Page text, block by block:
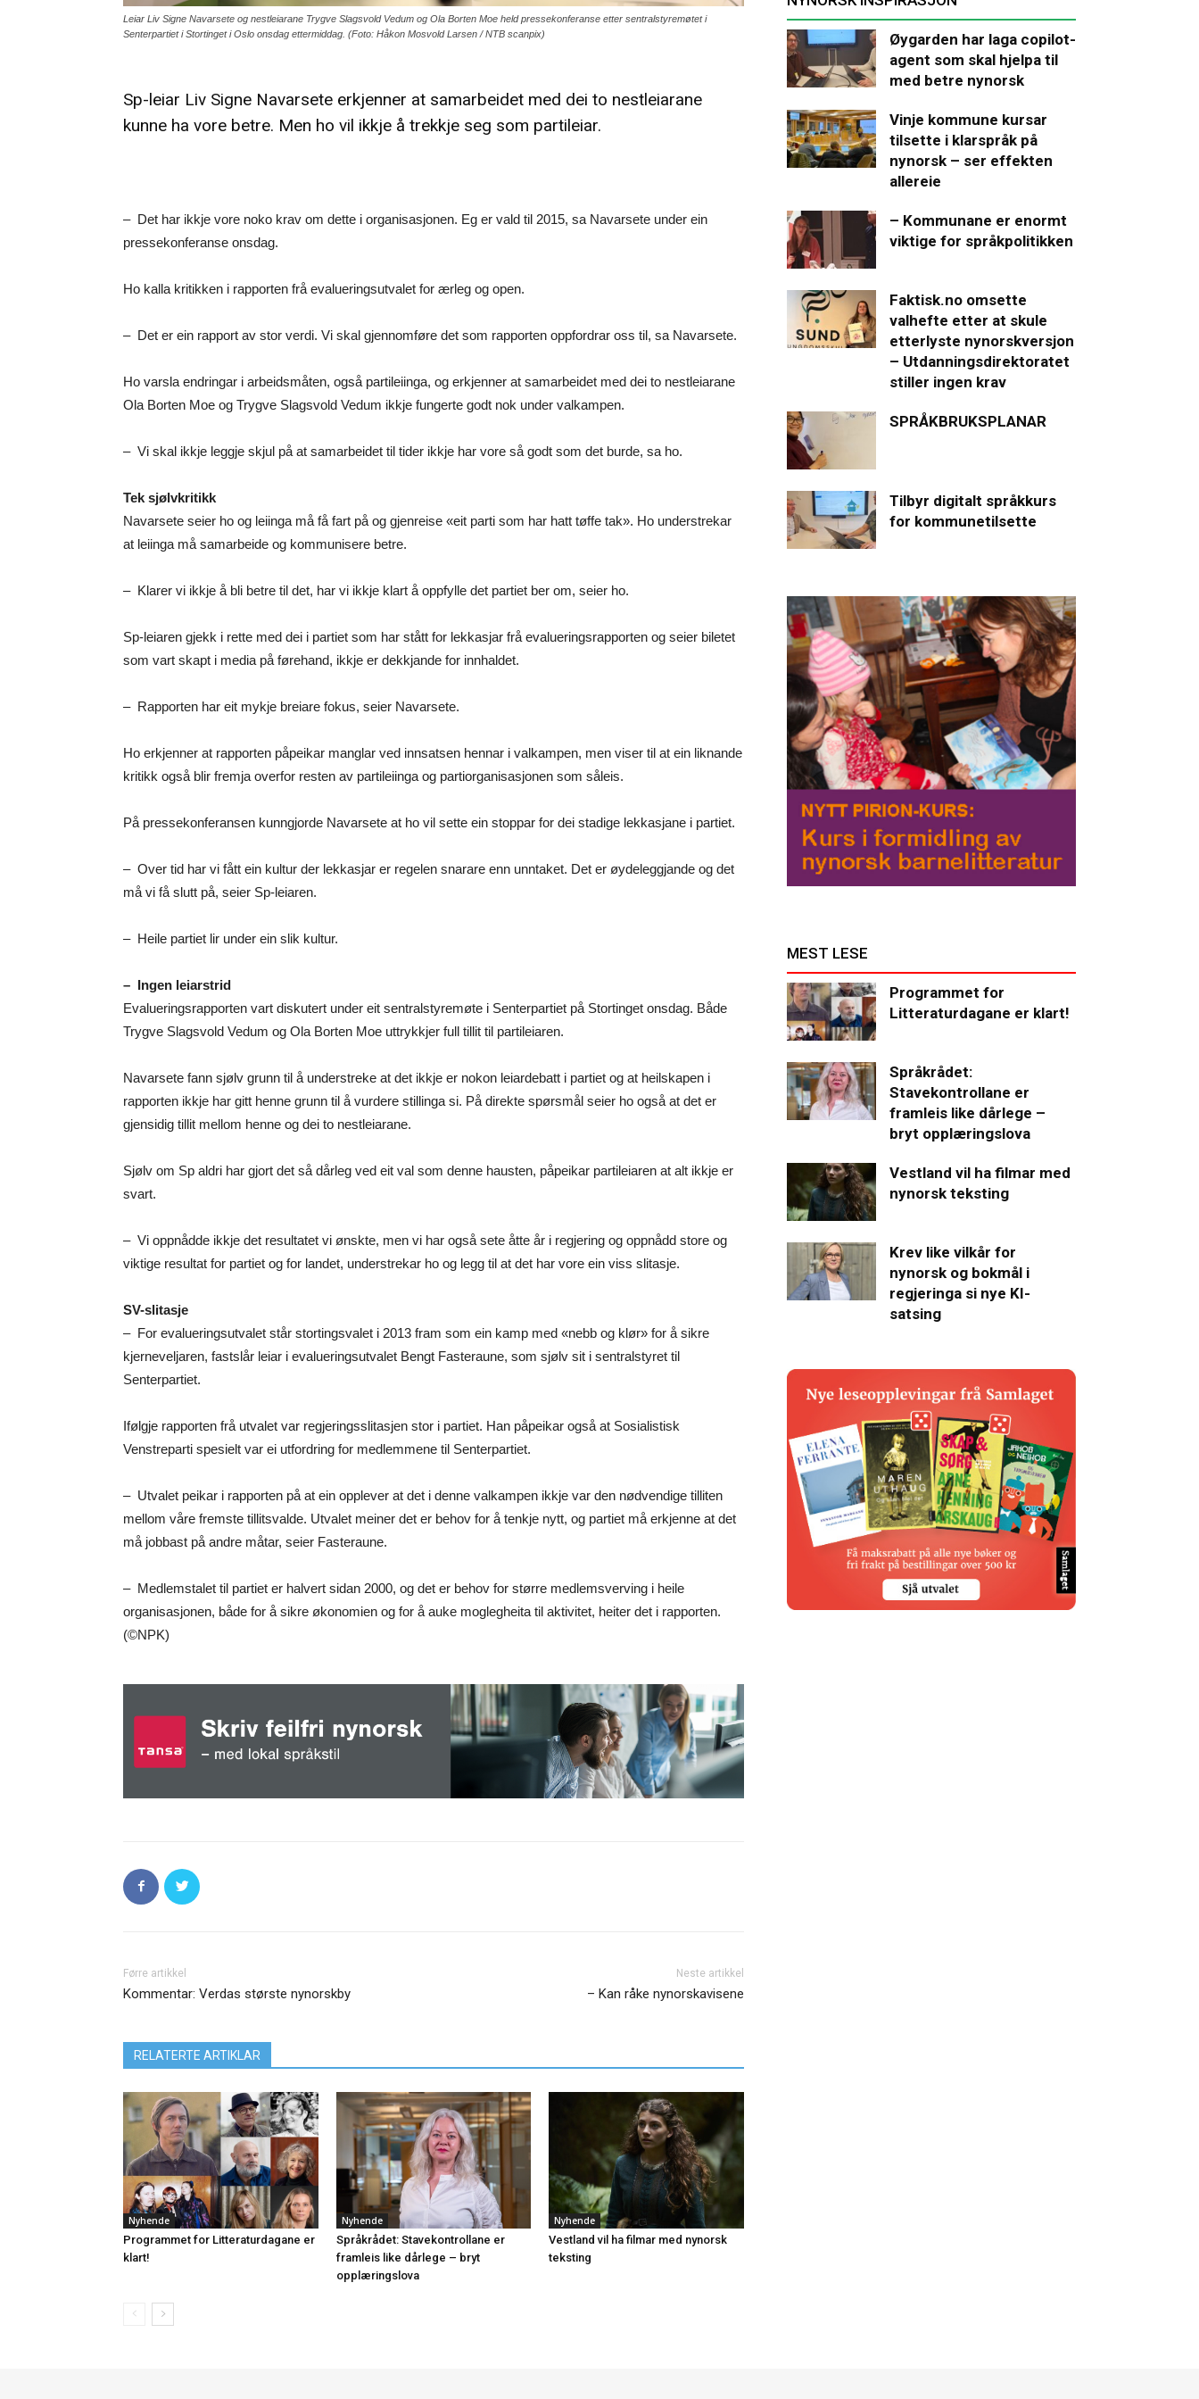
Leiar Liv Signe Navarsete og nestleiarane Trygve Slagsvold Vedum og Ola Borten Moe held pressekonferanse etter sentralstyremøtet i
Senterpartiet i Stortinget i Oslo onsdag ettermiddag. (Foto: Håkon Mosvold Larsen / NTB scanpix)
Sp-leiar Liv Signe Navarsete erkjenner at samarbeidet med dei to nestleiarane
kunne ha vore betre. Men ho vil ikkje å trekkje seg som partileiar.
– Det har ikkje vore noko krav om dette i organisasjonen. Eg er vald til 2015, sa Navarsete under ein
pressekonferanse onsdag.
Ho kalla kritikken i rapporten frå evalueringsutvalet for ærleg og open.
– Det er ein rapport av stor verdi. Vi skal gjennomføre det som rapporten oppfordrar oss til, sa Navarsete.
Ho varsla endringar i arbeidsmåten, også partileiinga, og erkjenner at samarbeidet med dei to nestleiarane
Ola Borten Moe og Trygve Slagsvold Vedum ikkje fungerte godt nok under valkampen.
– Vi skal ikkje leggje skjul på at samarbeidet til tider ikkje har vore så godt som det burde, sa ho.
Tek sjølvkritikk
Navarsete seier ho og leiinga må få fart på og gjenreise «eit parti som har hatt tøffe tak». Ho understrekar
at leiinga må samarbeide og kommunisere betre.
– Klarer vi ikkje å bli betre til det, har vi ikkje klart å oppfylle det partiet ber om, seier ho.
Sp-leiaren gjekk i rette med dei i partiet som har stått for lekkasjar frå evalueringsrapporten og seier biletet
som vart skapt i media på førehand, ikkje er dekkjande for innhaldet.
– Rapporten har eit mykje breiare fokus, seier Navarsete.
Ho erkjenner at rapporten påpeikar manglar ved innsatsen hennar i valkampen, men viser til at ein liknande
kritikk også blir fremja overfor resten av partileiinga og partiorganisasjonen som såleis.
På pressekonferansen kunngjorde Navarsete at ho vil sette ein stoppar for dei stadige lekkasjane i partiet.
– Over tid har vi fått ein kultur der lekkasjar er regelen snarare enn unntaket. Det er øydeleggjande og det
må vi få slutt på, seier Sp-leiaren.
– Heile partiet lir under ein slik kultur.
– Ingen leiarstrid
Evalueringsrapporten vart diskutert under eit sentralstyremøte i Senterpartiet på Stortinget onsdag. Både
Trygve Slagsvold Vedum og Ola Borten Moe uttrykkjer full tillit til partileiaren.
Navarsete fann sjølv grunn til å understreke at det ikkje er nokon leiardebatt i partiet og at heilskapen i
rapporten ikkje har gitt henne grunn til å vurdere stillinga si. På direkte spørsmål seier ho også at det er
gjensidig tillit mellom henne og dei to nestleiarane.
Sjølv om Sp aldri har gjort det så dårleg ved eit val som denne hausten, påpeikar partileiaren at alt ikkje er
svart.
– Vi oppnådde ikkje det resultatet vi ønskte, men vi har også sete åtte år i regjering og oppnådd store og
viktige resultat for partiet og for landet, understrekar ho og legg til at det har vore ein viss slitasje.
SV-slitasje
– For evalueringsutvalet står stortingsvalet i 2013 fram som ein kamp med «nebb og klør» for å sikre
kjerneveljaren, fastslår leiar i evalueringsutvalet Bengt Fasteraune, som sjølv sit i sentralstyret til
Senterpartiet.
Ifølgje rapporten frå utvalet var regjeringsslitasjen stor i partiet. Han påpeikar også at Sosialistisk
Venstreparti spesielt var ei utfordring for medlemmene til Senterpartiet.
– Utvalet peikar i rapporten på at ein opplever at det i denne valkampen ikkje var den nødvendige tilliten
mellom våre fremste tillitsvalde. Utvalet meiner det er behov for å tenkje nytt, og partiet må erkjenne at det
må jobbast på andre måtar, seier Fasteraune.
– Medlemstalet til partiet er halvert sidan 2000, og det er behov for større medlemsverving i heile
organisasjonen, både for å sikre økonomien og for å auke moglegheita til aktivitet, heiter det i rapporten.
(©NPK)
Førre artikkel
Kommentar: Verdas største nynorskby
Neste artikkel
– Kan råke nynorskavisene
RELATERTE ARTIKLAR
Nyhende
Programmet for Litteraturdagane er
klart!
Nyhende
Språkrådet: Stavekontrollane er
framleis like dårlege – bryt
opplæringslova
Nyhende
Vestland vil ha filmar med nynorsk
teksting
Øygarden har laga copilot-
agent som skal hjelpa til
med betre nynorsk
Vinje kommune kursar
tilsette i klarspråk på
nynorsk – ser effekten
allereie
– Kommunane er enormt
viktige for språkpolitikken
Faktisk.no omsette
valhefte etter at skule
etterlyste nynorskversjon
– Utdanningsdirektoratet
stiller ingen krav
SPRÅKBRUKSPLANAR
Tilbyr digitalt språkkurs
for kommunetilsette
MEST LESE
Programmet for
Litteraturdagane er klart!
Språkrådet:
Stavekontrollane er
framleis like dårlege –
bryt opplæringslova
Vestland vil ha filmar med
nynorsk teksting
Krev like vilkår for
nynorsk og bokmål i
regjeringa si nye KI-
satsing